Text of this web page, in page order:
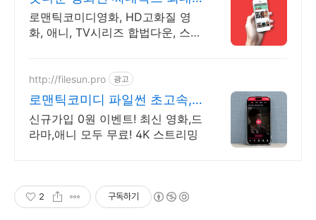
만원+10%추가적립
로맨틱코미디영화, HD고화질 영
화, 애니, TV시리즈 합법다운, 스마
http://filesun.pro 광고
로맨틱코미디 파일썬 초고속,
4K 실시간 보기!
신규가입 0원 이벤트! 최신 영화,드
라마,애니 모두 무료! 4K 스트리밍
2 구독하기